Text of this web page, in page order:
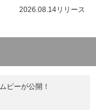
2026.08.14リリース
ビーが公開！